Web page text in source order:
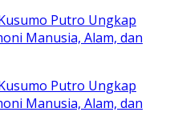
Putro Ungkap
Manusia, Alam, dan
Putro Ungkap
Manusia, Alam, dan